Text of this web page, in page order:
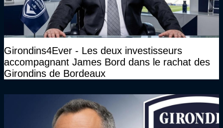
Girondins4Ever - Les deux investisseurs
accompagnant James Bord dans le rachat des
Girondins de Bordeaux